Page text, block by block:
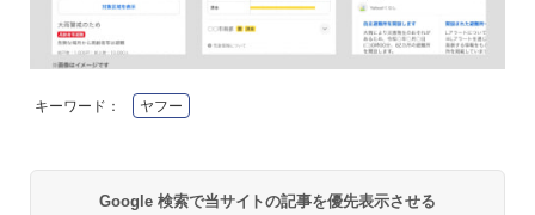
キーワード： ヤフー
Google 検索で当サイトの記事を優先表示させる